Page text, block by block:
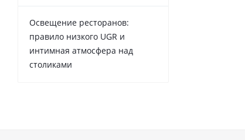
Освещение ресторанов:
правило низкого UGR и
интимная атмосфера над
столиками